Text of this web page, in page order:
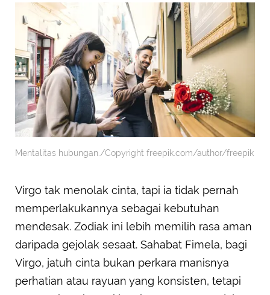
Mentalitas hubungan./Copyright freepik.com/author/freepik
Virgo tak menolak cinta, tapi ia tidak pernah
memperlakukannya sebagai kebutuhan
mendesak. Zodiak ini lebih memilih rasa aman
daripada gejolak sesaat. Sahabat Fimela, bagi
Virgo, jatuh cinta bukan perkara manisnya
perhatian atau rayuan yang konsisten, tetapi